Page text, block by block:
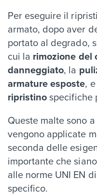
Per eseguire il
armato, dopo aver
portato al degrado,
cui la rimozione del
danneggiato, la
armature esposte,
ripristinospecifiche
Queste malte sono
vengono applicate
seconda delle
importante che
alle norme UNI EN
specifico.